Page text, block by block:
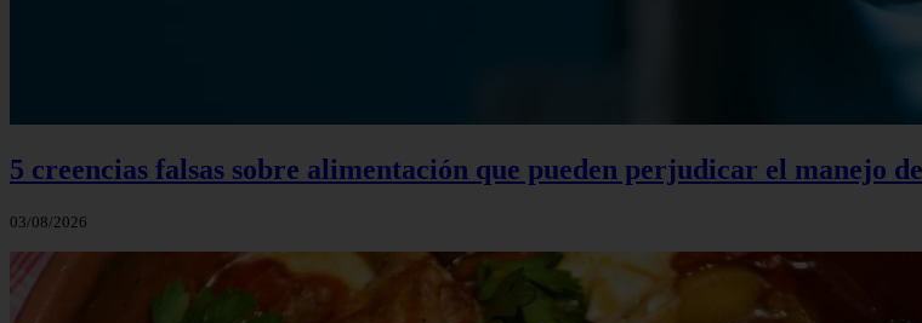
5 creencias falsas sobre alimentación que pueden perjudicar el manejo
03/08/2026